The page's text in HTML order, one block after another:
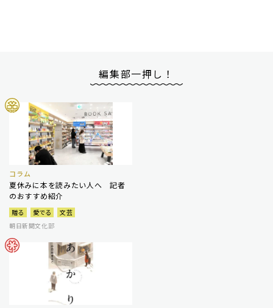
編集部一押し！
コラム
夏休みに本を読みたい人へ 記者
のおすすめ紹介
贈る 愛でる
文芸
朝日新聞文化部